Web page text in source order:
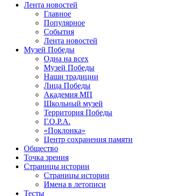
Лента новостей
Главное
Популярное
События
Лента новостей
Музей Победы
Одна на всех
Музей Победы
Наши традиции
Лица Победы
Академия МП
Школьный музей
Территория Победы
Г.О.Р.А.
«Поклонка»
Центр сохранения памяти
Общество
Точка зрения
Страницы истории
Страницы истории
Имена в летописи
Тесты